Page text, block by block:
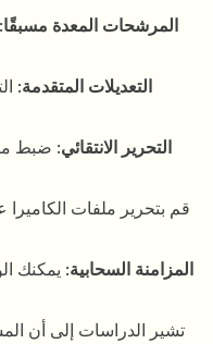
المرشحات المعدة مسبقًا
التعديلات المتقدمة:
التحرير الانتقائي: ضبط
المزامنة السحابية: يمكنك
تشير الدراسات إلى أن